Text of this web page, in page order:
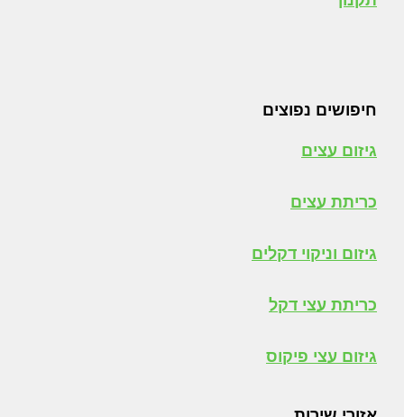
חיפושים נפוצים
גיזום עצים
כריתת עצים
גיזום וניקוי דקלים
כריתת עצי דקל
גיזום עצי פיקוס